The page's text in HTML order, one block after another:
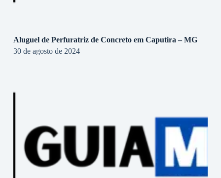
Aluguel de Perfuratriz de Concreto em Caputira – MG
30 de agosto de 2024